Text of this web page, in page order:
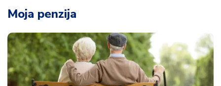
Moja penzija